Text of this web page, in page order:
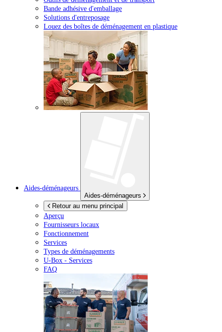
Bande adhésive d'emballage
Solutions d'entreposage
Louez des boîtes de déménagement en plastique
Aides-déménageurs
Aides-déménageurs
Retour au menu principal
Aperçu
Fournisseurs locaux
Fonctionnement
Services
Types de déménagements
U-Box - Services
FAQ